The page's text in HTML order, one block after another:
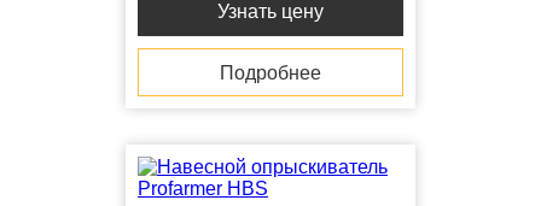
Узнать цену
Подробнее